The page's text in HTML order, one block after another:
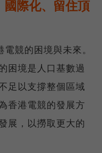
際化、留住頂
競的困境與未來。
困境是人口基數過
足以支撐整個區域
香港電競的發展方
展，以撈取更大的